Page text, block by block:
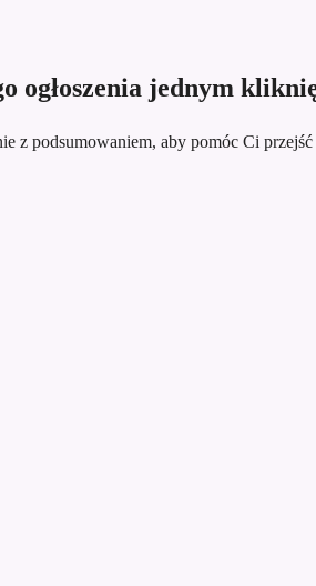
ogłoszenia jednym
z podsumowaniem, aby pomóc Ci